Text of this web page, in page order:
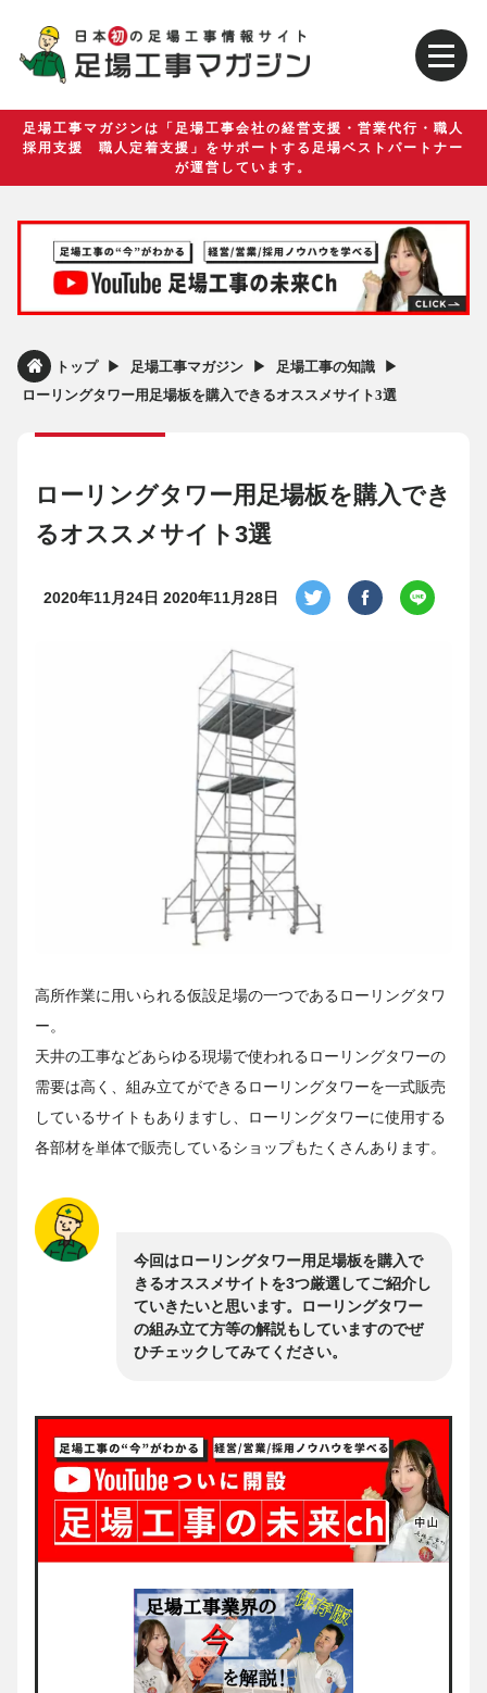
足場工事マガジンは「足場工事会社の経営支援・営業代行・職人
採用支援 職人定着支援」をサポートする足場ベストパートナー
が運営しています。
トップ ▶︎ 足場工事マガジン ▶︎ 足場工事の知識 ▶︎
ローリングタワー用足場板を購入できるオススメサイト3選
ローリングタワー用足場板を購入でき
るオススメサイト3選
2020年11月24日 2020年11月28日
高所作業に用いられる仮設足場の一つであるローリングタワ
ー。
天井の工事などあらゆる現場で使われるローリングタワーの
需要は高く、組み立てができるローリングタワーを一式販売
しているサイトもありますし、ローリングタワーに使用する
各部材を単体で販売しているショップもたくさんあります。
今回はローリングタワー用足場板を購入で
きるオススメサイトを3つ厳選してご紹介し
ていきたいと思います。ローリングタワー
の組み立て方等の解説もしていますのでぜ
ひチェックしてみてください。